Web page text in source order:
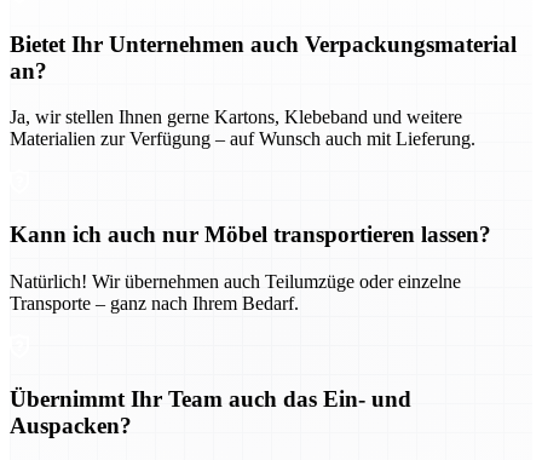
Bietet Ihr Unternehmen auch Verpackungsmaterial
an?
Ja, wir stellen Ihnen gerne Kartons, Klebeband und weitere
Materialien zur Verfügung – auf Wunsch auch mit Lieferung.
Kann ich auch nur Möbel transportieren lassen?
Natürlich! Wir übernehmen auch Teilumzüge oder einzelne
Transporte – ganz nach Ihrem Bedarf.
Übernimmt Ihr Team auch das Ein- und
Auspacken?